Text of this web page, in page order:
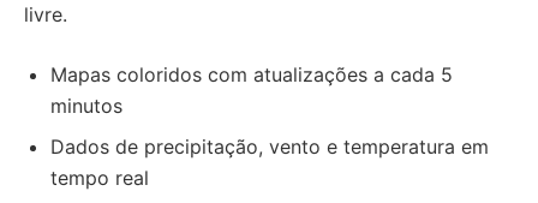
livre.
Mapas coloridos com atualizações a cada 5
minutos
Dados de precipitação, vento e temperatura em
tempo real